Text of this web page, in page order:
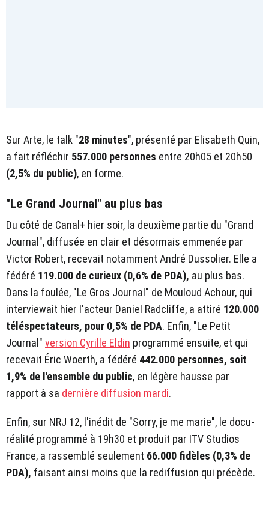
Sur Arte, le talk "28 minutes", présenté par Elisabeth Quin,
a fait réfléchir 557.000 personnes entre 20h05 et 20h50
(2,5% du public), en forme.
"Le Grand Journal" au plus bas
Du côté de Canal+ hier soir, la deuxième partie du "Grand
Journal", diffusée en clair et désormais emmenée par
Victor Robert, recevait notamment André Dussolier. Elle a
fédéré 119.000 de curieux (0,6% de PDA), au plus bas.
Dans la foulée, "Le Gros Journal" de Mouloud Achour, qui
interviewait hier l'acteur Daniel Radcliffe, a attiré 120.000
téléspectateurs, pour 0,5% de PDA. Enfin, "Le Petit
Journal" version Cyrille Eldin programmé ensuite, et qui
recevait Éric Woerth, a fédéré 442.000 personnes, soit
1,9% de l'ensemble du public, en légère hausse par
rapport à sa dernière diffusion mardi.
Enfin, sur NRJ 12, l'inédit de "Sorry, je me marie", le docu-
réalité programmé à 19h30 et produit par ITV Studios
France, a rassemblé seulement 66.000 fidèles (0,3% de
PDA), faisant ainsi moins que la rediffusion qui précède.